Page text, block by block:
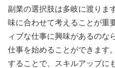
副業の選択肢は多岐に渡りま
味に合わせて考えることが重
ィブな仕事に興味があるのな
仕事を始めることができます
することで、スキルアップに